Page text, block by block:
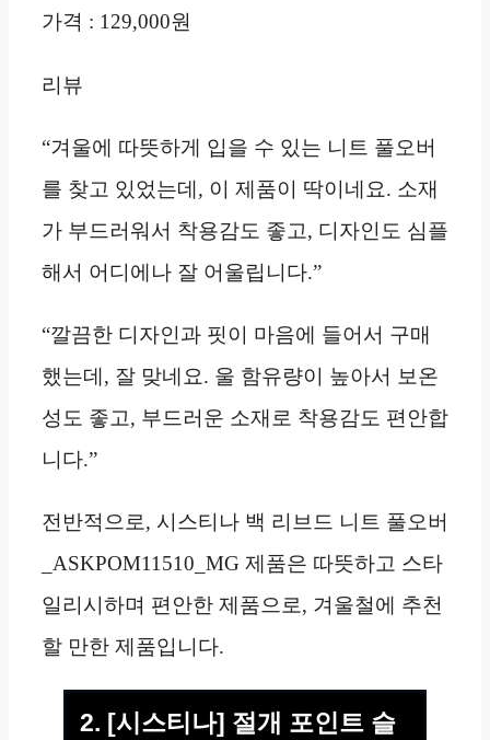
가격 : 129,000원
리뷰
“겨울에 따뜻하게 입을 수 있는 니트 풀오버
를 찾고 있었는데, 이 제품이 딱이네요. 소재
가 부드러워서 착용감도 좋고, 디자인도 심플
해서 어디에나 잘 어울립니다.”
“깔끔한 디자인과 핏이 마음에 들어서 구매
했는데, 잘 맞네요. 울 함유량이 높아서 보온
성도 좋고, 부드러운 소재로 착용감도 편안합
니다.”
전반적으로, 시스티나 백 리브드 니트 풀오버
_ASKPOM11510_MG 제품은 따뜻하고 스타
일리시하며 편안한 제품으로, 겨울철에 추천
할 만한 제품입니다.
2. [시스티나] 절개 포인트 슬